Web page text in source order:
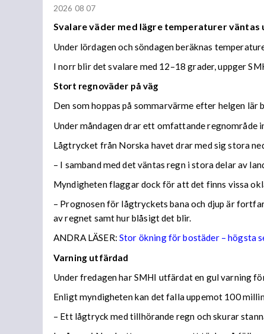
2026 08 07
Svalare väder med lägre temperaturer väntas
Under lördagen och söndagen beräknas
I norr blir det svalare med 12–18 grader, uppger
Stort regnoväder på väg
Den som hoppas på sommarvärme efter helgen lär
Under måndagen drar ett omfattande regnområde
Lågtrycket från Norska havet drar med sig stora
– I samband med det väntas regn i stora delar av
Myndigheten flaggar dock för att det finns vissa
– Prognosen för lågtryckets bana och djup är
av regnet samt hur blåsigt det blir.
ANDRA LÄSER: Stor ökning för bostäder – högsta
Varning utfärdad
Under fredagen har SMHI utfärdat en gul varning
Enligt myndigheten kan det falla uppemot 100
– Ett lågtryck med tillhörande regn och skurar